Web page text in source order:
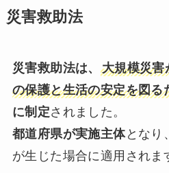
災害救助法
災害救助法は、 大規模災害
の保護と生活の安定を図る
に制定されました。
都道府県が実施主体となり
が生じた場合に適用されま